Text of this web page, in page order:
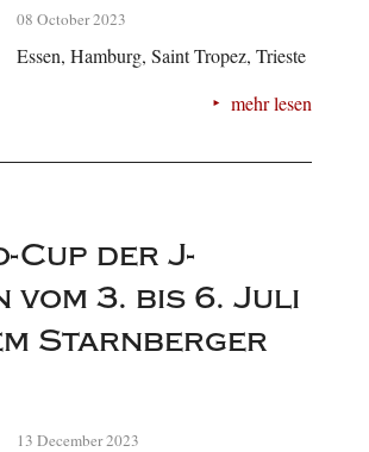
08 October 2023
Essen, Hamburg, Saint Tropez, Trieste
mehr lesen
Cup der J-
3. bis 6. Juli
Starnberger
13 December 2023